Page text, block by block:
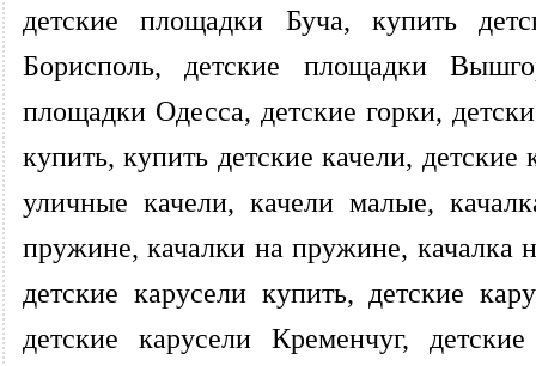
детские площадки Буча, купить
Борисполь, детские площадки
площадки Одесса, детские горки,
купить, купить детские качели,
уличные качели, качели малые,
пружине, качалки на пружине, качалка
детские карусели купить, детские
детские карусели Кременчуг,